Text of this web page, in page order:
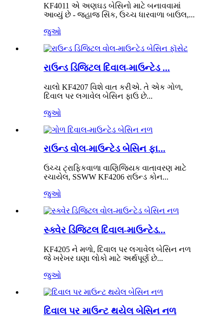
KF4011 એ અણઘડ બેસિનો માટે બનાવવામાં
આવ્યું છે - જહાજ સિંક, ઉચ્ચ ધારવાળા બાઉલ,...
જુઓ
રાઉન્ડ ડિજિટલ દિવાલ-માઉન્ટેડ ...
ચાલો KF4207 વિશે વાત કરીએ. તે એક ગોળ,
દિવાલ પર લગાવેલ બેસિન ફાઉ છે...
જુઓ
રાઉન્ડ વોલ-માઉન્ટેડ બેસિન ફા...
ઉચ્ચ ટ્રાફિકવાળા વાણિજ્યિક વાતાવરણ માટે
રચાયેલ, SSWW KF4206 રાઉન્ડ કોન...
જુઓ
સ્ક્વેર ડિજિટલ દિવાલ-માઉન્ટેડ...
KF4205 ને મળો, દિવાલ પર લગાવેલ બેસિન નળ
જે ખરેખર ઘણા લોકો માટે અર્થપૂર્ણ છે...
જુઓ
દિવાલ પર માઉન્ટ થયેલ બેસિન નળ